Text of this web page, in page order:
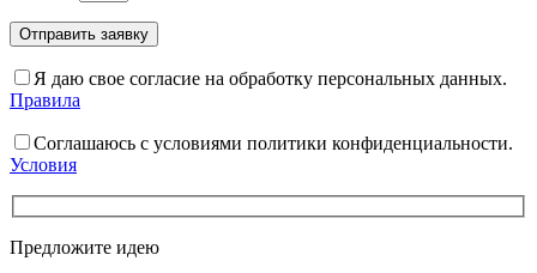
Я даю свое согласие на обработку персональных данных.
Правила
Соглашаюсь с условиями политики конфиденциальности.
Условия
Предложите идею